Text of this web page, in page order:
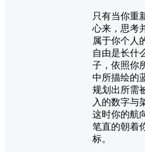
只有当你重
心来，思考
属于你个人
自由是长什
子，依照你
中所描绘的
规划出所需
入的数字与
这时你的航
笔直的朝着
标。